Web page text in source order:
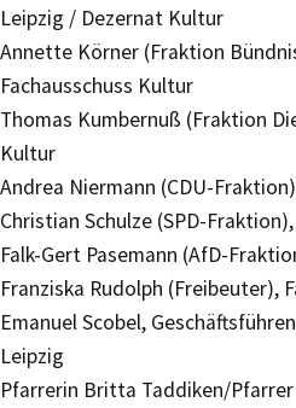
Leipzig / Dezernat Kultur
Annette Körner (Fraktion
Fachausschuss Kultur
Thomas Kumbernuß (Fraktion
Kultur
Andrea Niermann (CDU-
Christian Schulze (SPD-
Falk-Gert Pasemann (AfD-
Franziska Rudolph (Freibeuter),
Emanuel Scobel,
Leipzig
Pfarrerin Britta Taddiken/